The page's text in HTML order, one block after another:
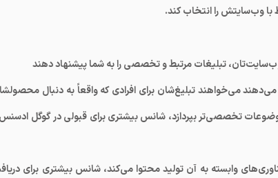
وب‌سایتش را انتخاب کند.
تبلیغات مرتبط و تخصصی را به شما پیشنهاد دهند
می‌دهند می‌خواهند تبلیغ‌شان برای افرادی که واقعاً به دنبال
تخصصی‌تر بپردازد، شانس بیشتری برای قبولی در گوگل
وابسته به آن تولید محتوا می‌کند، شانس بیشتری برای